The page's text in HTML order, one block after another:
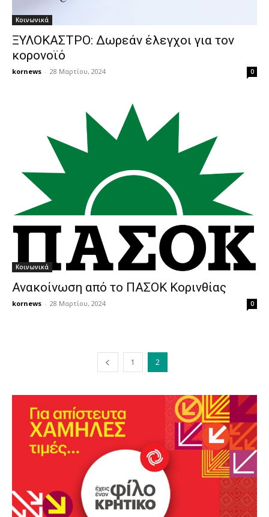
Κοινωνικά
ΞΥΛΟΚΑΣΤΡΟ: Δωρεάν έλεγχοι για τον
κορονοϊό
kornews - 28 Μαρτίου, 2024 0
Κοινωνικά
Ανακοίνωση από το ΠΑΣΟΚ Κορινθίας
kornews - 28 Μαρτίου, 2024 0
1 2